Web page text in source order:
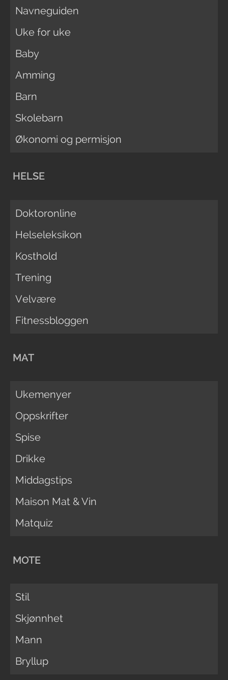
Navneguiden
Uke for uke
Baby
Amming
Barn
Skolebarn
Økonomi og permisjon
HELSE
Doktoronline
Helseleksikon
Kosthold
Trening
Velvære
Fitnessbloggen
MAT
Ukemenyer
Oppskrifter
Spise
Drikke
Middagstips
Maison Mat & Vin
Matquiz
MOTE
Stil
Skjønnhet
Mann
Bryllup